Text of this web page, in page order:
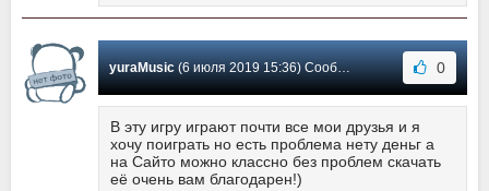
yuraMusic(6 июля 2019 15:36) Сообщение #27 0
В эту игру играют почти все мои друзья и я
хочу поиграть но есть проблема нету деньг а
на Сайто можно классно без проблем скачать
её очень вам благодарен!)